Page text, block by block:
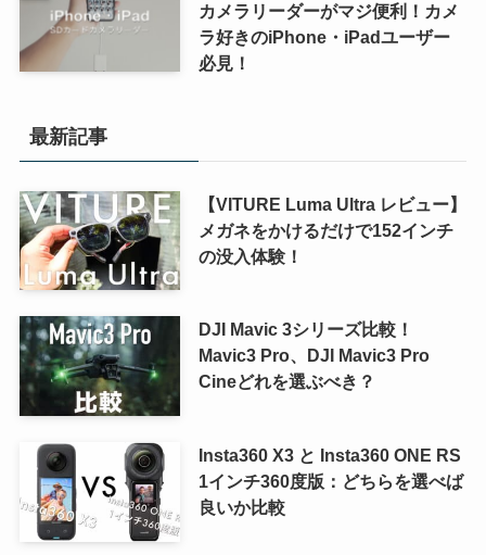
カメラリーダーがマジ便利！カメ
ラ好きのiPhone・iPadユーザー
必見！
最新記事
【VITURE Luma Ultra レビュー】
メガネをかけるだけで152インチ
の没入体験！
DJI Mavic 3シリーズ比較！
Mavic3 Pro、DJI Mavic3 Pro
Cineどれを選ぶべき？
Insta360 X3 と Insta360 ONE RS
1インチ360度版：どちらを選べば
良いか比較